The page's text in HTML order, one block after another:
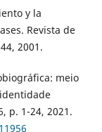
y la
Revista de
2001.
meio
p. 1-24, 2021.